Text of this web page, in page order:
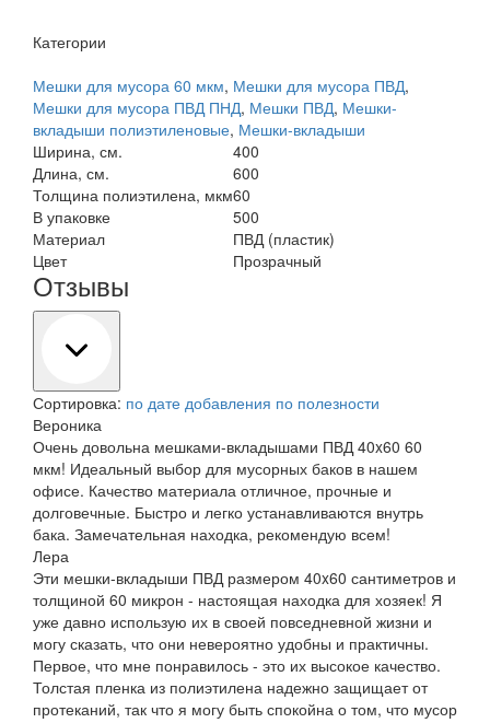
Категории
Мешки для мусора 60 мкм, Мешки для мусора ПВД,
Мешки для мусора ПВД ПНД, Мешки ПВД, Мешки-
вкладыши полиэтиленовые, Мешки-вкладыши
Ширина, см.
400
Длина, см.
600
Толщина полиэтилена, мкм60
В упаковке
500
Материал
ПВД (пластик)
Цвет
Прозрачный
Отзывы
Сортировка: по дате добавления по полезности
Вероника
Очень довольна мешками-вкладышами ПВД 40x60 60
мкм! Идеальный выбор для мусорных баков в нашем
офисе. Качество материала отличное, прочные и
долговечные. Быстро и легко устанавливаются внутрь
бака. Замечательная находка, рекомендую всем!
Лера
Эти мешки-вкладыши ПВД размером 40x60 сантиметров и
толщиной 60 микрон - настоящая находка для хозяек! Я
уже давно использую их в своей повседневной жизни и
могу сказать, что они невероятно удобны и практичны.
Первое, что мне понравилось - это их высокое качество.
Толстая пленка из полиэтилена надежно защищает от
протеканий, так что я могу быть спокойна о том, что мусор